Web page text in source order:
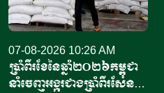
07-08-2026 10:26 AM
ប្រាំពីរខែនៃឆ្នាំ​២០២៦កម្ពុជា
នាំចេញអង្ករជាងប្រាំពីរសែន​